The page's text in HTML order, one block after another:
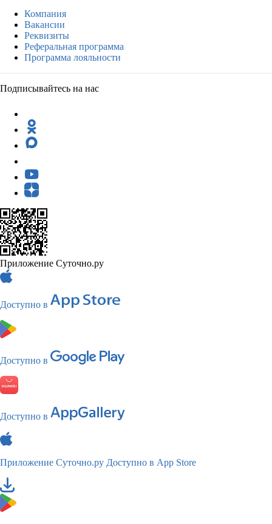
Компания
Вакансии
Реквизиты
Реферальная программа
Программа лояльности
Подписывайтесь на нас
Приложение Суточно.ру
Доступно в
Доступно в
Доступно в
Приложение Суточно.ру Доступно в App Store